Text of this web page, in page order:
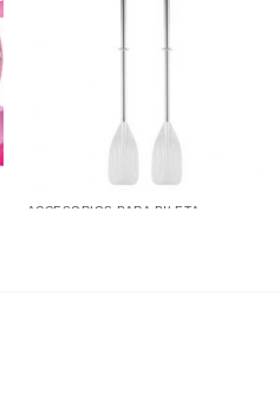
ACCESORIOS PARA PILETA